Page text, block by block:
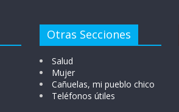
Otras Secciones
Salud
Mujer
Cañuelas, mi pueblo chico
Teléfonos útiles